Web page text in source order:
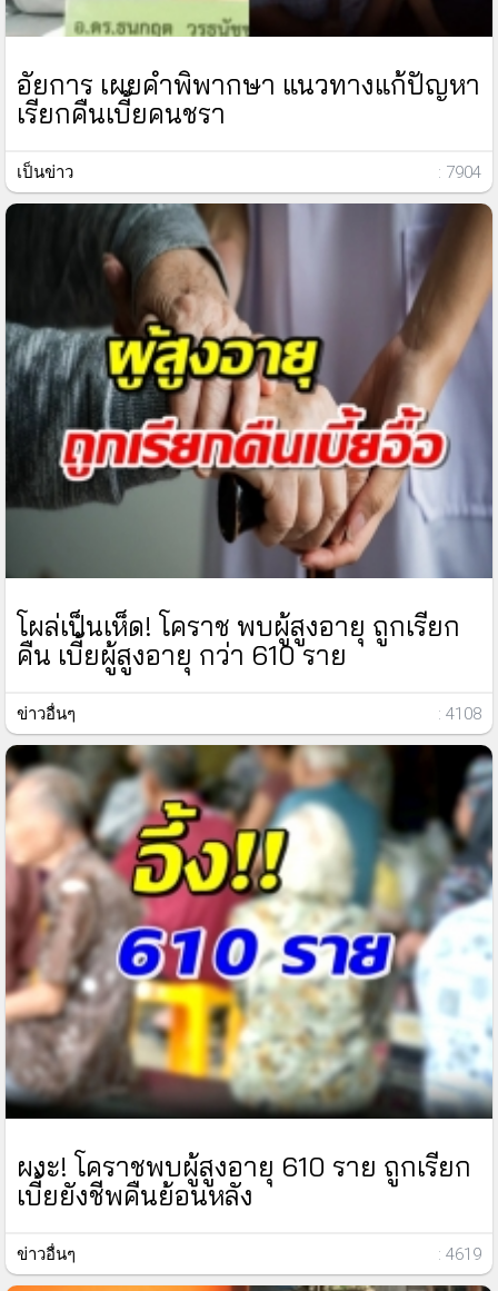
อัยการ เผยคำพิพากษา แนวทางแก้ปัญหา
เรียกคืนเบี้ยคนชรา
เป็นข่าว : 7904
โผล่เป็นเห็ด! โคราช พบผู้สูงอายุ ถูกเรียก
คืน เบี้ยผู้สูงอายุ กว่า 610 ราย
ข่าวอื่นๆ : 4108
ผงะ! โคราชพบผู้สูงอายุ 610 ราย ถูกเรียก
เบี้ยยังชีพคืนย้อนหลัง
ข่าวอื่นๆ : 4619